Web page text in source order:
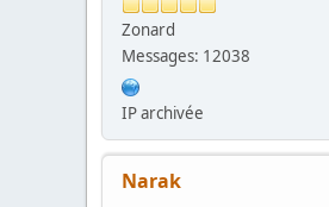
Zonard
Messages: 12038
IP archivée
Narak